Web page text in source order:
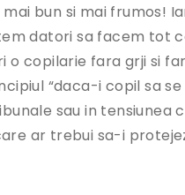
bun si mai frumos!
datori sa facem tot
o copilarie fara grji si
“daca-i copil sa se
sau in tensiunea
ar trebui sa-i